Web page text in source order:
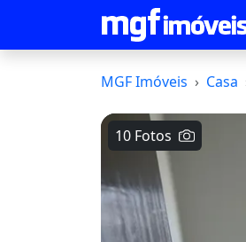
MGF Imóveis Casa
10 Fotos